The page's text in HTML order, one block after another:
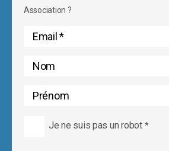
Association ?
Je ne suis pas un robot *